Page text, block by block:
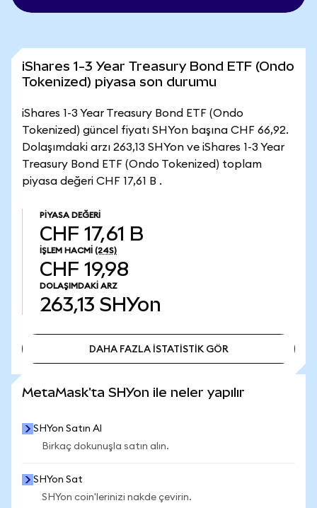
iShares 1-3 Year Treasury Bond ETF (Ondo
Tokenized) piyasa son durumu
iShares 1-3 Year Treasury Bond ETF (Ondo
Tokenized) güncel fiyatı SHYon başına CHF 66,92.
Dolaşımdaki arzı 263,13 SHYon ve iShares 1-3 Year
Treasury Bond ETF (Ondo Tokenized) toplam
piyasa değeri CHF 17,61 B .
PIYASA DEĞERI
CHF 17,61 B
İŞLEM HACMI (24S)
CHF 19,98
DOLAŞIMDAKI ARZ
263,13 SHYon
DAHA FAZLA İSTATİSTİK GÖR
MetaMask'ta SHYon ile neler yapılır
SHYon Satın Al
Birkaç dokunuşla satın alın.
SHYon Sat
SHYon coin'lerinizi nakde çevirin.